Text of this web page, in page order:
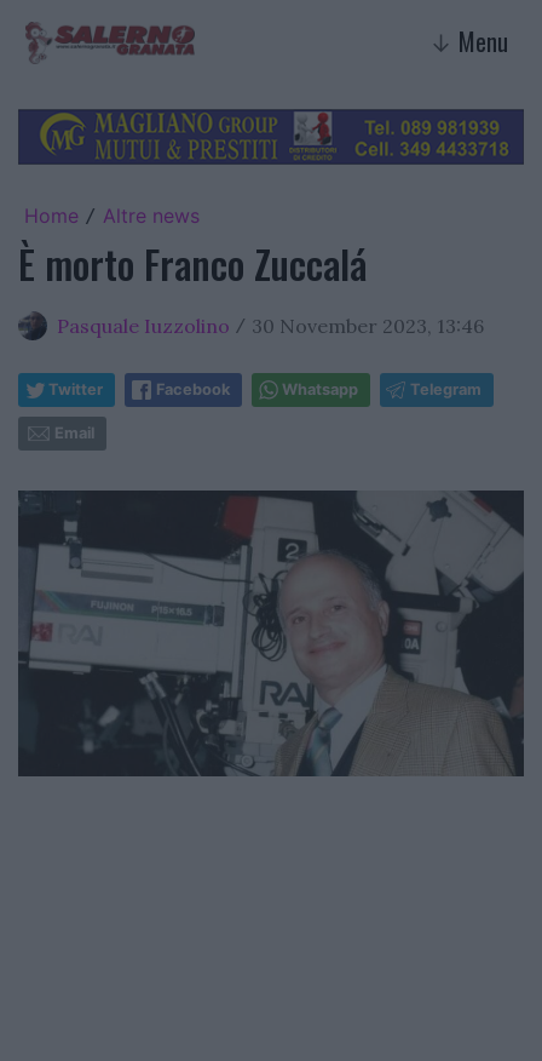
↓ Menu
Home / Altre news
È morto Franco Zuccalá
Pasquale Iuzzolino / 30 November 2023, 13:46
Twitter Facebook Whatsapp Telegram
Email